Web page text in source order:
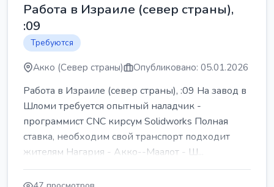
Работа в Израиле (север страны),
:09
Требуются
Акко (Север страны) Опубликовано: 05.01.2026
Работа в Израиле (север страны), :09 На завод в
Шломи требуется опытный наладчик -
программист CNC кирсум Solidworks Полная
ставка, необходим свой транспорт подходит
жителям Нагария - Акко--Маалот - Ш...